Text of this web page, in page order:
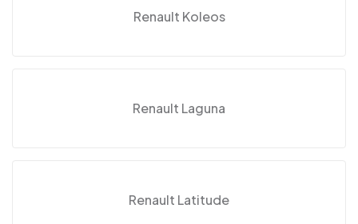
Renault Koleos
Renault Laguna
Renault Latitude